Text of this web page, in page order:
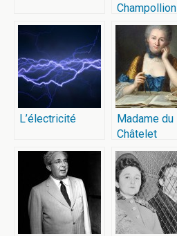
Champollion
L’électricité
Madame du
Châtelet